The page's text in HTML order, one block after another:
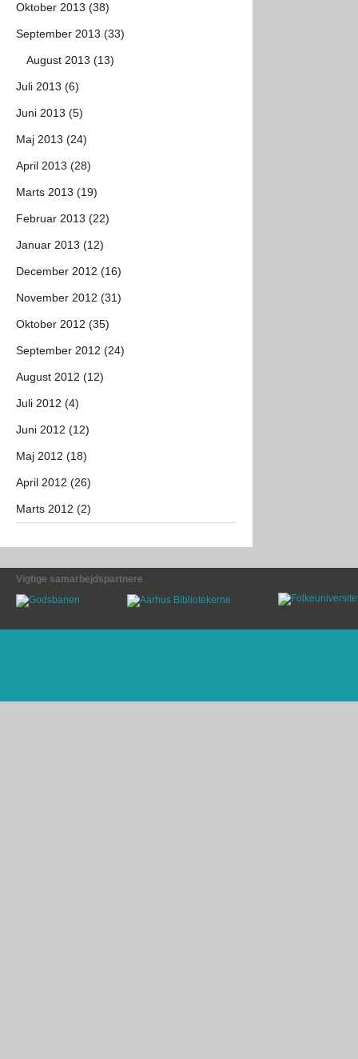
Oktober 2013 (38)
September 2013 (33)
August 2013 (13)
Juli 2013 (6)
Juni 2013 (5)
Maj 2013 (24)
April 2013 (28)
Marts 2013 (19)
Februar 2013 (22)
Januar 2013 (12)
December 2012 (16)
November 2012 (31)
Oktober 2012 (35)
September 2012 (24)
August 2012 (12)
Juli 2012 (4)
Juni 2012 (12)
Maj 2012 (18)
April 2012 (26)
Marts 2012 (2)
Vigtige samarbejdspartnere